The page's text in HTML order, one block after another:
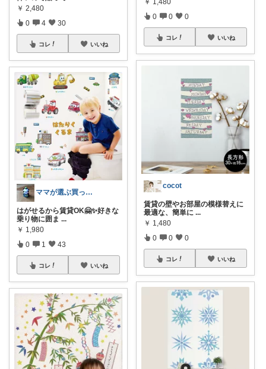
￥ 2,480
0 4 30
コレ いいね
ママが選ぶ買ってよかった🌸育児🌸防災
はがせるから賃貸OK🤗✨好きな
乗り物に囲ま ...
￥ 1,980
0 1 43
コレ いいね
0 0 0
コレ いいね
cocot
賃貸の壁やお部屋の模様替えに
最適な、簡単に ...
￥ 1,480
0 0 0
コレ いいね